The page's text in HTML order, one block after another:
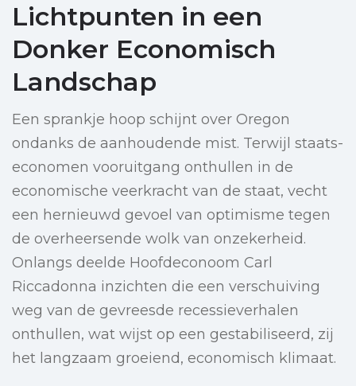
Lichtpunten in een
Donker Economisch
Landschap
Een sprankje hoop schijnt over Oregon
ondanks de aanhoudende mist. Terwijl staats-
economen vooruitgang onthullen in de
economische veerkracht van de staat, vecht
een hernieuwd gevoel van optimisme tegen
de overheersende wolk van onzekerheid.
Onlangs deelde Hoofdeconoom Carl
Riccadonna inzichten die een verschuiving
weg van de gevreesde recessieverhalen
onthullen, wat wijst op een gestabiliseerd, zij
het langzaam groeiend, economisch klimaat.